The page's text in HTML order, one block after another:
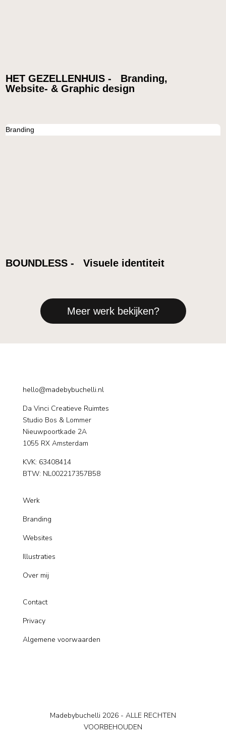
HET GEZELLENHUIS - Branding,
Website- & Graphic design
Branding
BOUNDLESS - Visuele identiteit
Meer werk bekijken?
hello@madebybuchelli.nl
Da Vinci Creatieve Ruimtes
Studio Bos & Lommer
Nieuwpoortkade 2A
1055 RX Amsterdam
KVK: 63408414
BTW: NL002217357B58
Werk
Branding
Websites
Illustraties
Over mij
Contact
Privacy
Algemene voorwaarden
Madebybuchelli 2026 - ALLE RECHTEN
VOORBEHOUDEN